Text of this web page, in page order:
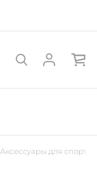
Аксессуары для спорта